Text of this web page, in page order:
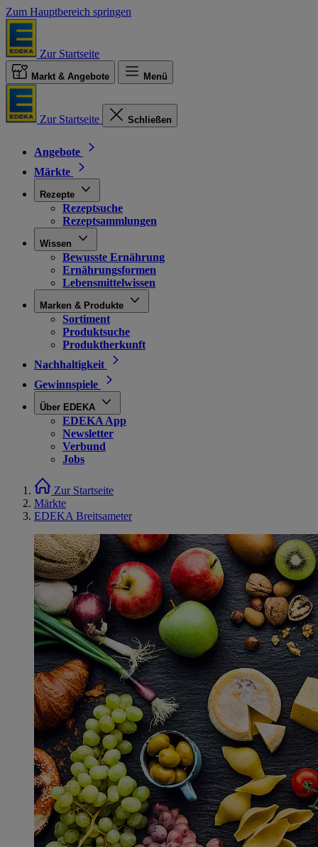
Zum Hauptbereich springen
Zur Startseite
Markt & Angebote Menü
Zur Startseite Schließen
Angebote
Märkte
Rezepte
Rezeptsuche
Rezeptsammlungen
Wissen
Bewusste Ernährung
Ernährungsformen
Lebensmittelwissen
Marken & Produkte
Sortiment
Produktsuche
Produktherkunft
Nachhaltigkeit
Gewinnspiele
Über EDEKA
EDEKA App
Newsletter
Verbund
Jobs
Zur Startseite
Märkte
EDEKA Breitsameter